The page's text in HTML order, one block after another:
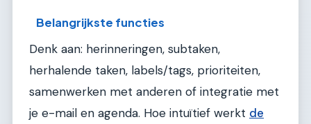
Belangrijkste functies
Denk aan: herinneringen, subtaken,
herhalende taken, labels/tags, prioriteiten,
samenwerken met anderen of integratie met
je e-mail en agenda. Hoe intuïtief werkt de